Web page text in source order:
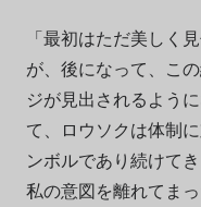
「最初はただ美しく
が、後になって、こ
ジが見出されるよう
て、ロウソクは体制
ンボルであり続けて
私の意図を離れてま